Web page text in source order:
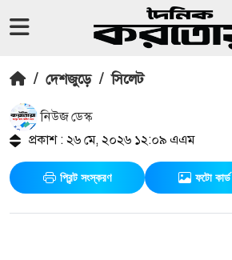
/ দেশজুড়ে / সিলেট
নিউজ ডেস্ক
প্রকাশ : ২৬ মে, ২০২৬ ১২:০৯ এএম
প্রিন্ট সংস্করণ ফটো কার্ড